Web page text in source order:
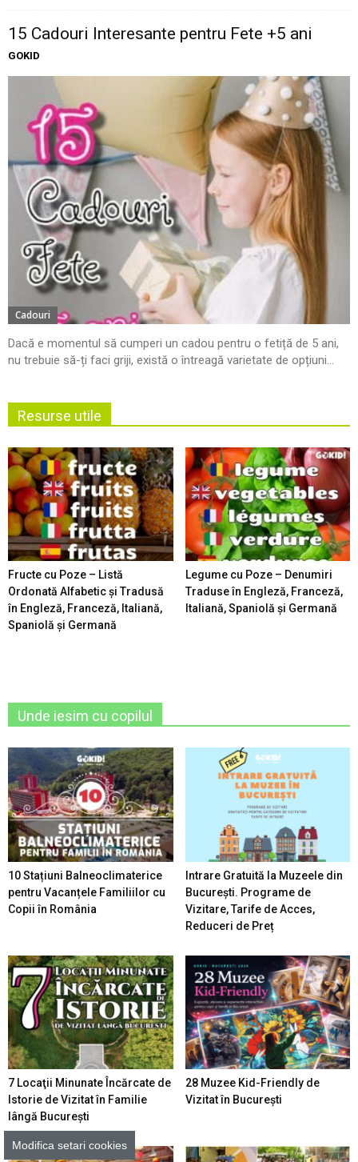
15 Cadouri Interesante pentru Fete +5 ani
GOKID
Cadouri
Dacă e momentul să cumperi un cadou pentru o fetiță de 5 ani,
nu trebuie să-ți faci griji, există o întreagă varietate de opțiuni...
Resurse utile
Fructe cu Poze – Listă
Ordonată Alfabetic şi Tradusă
în Engleză, Franceză, Italiană,
Spaniolă şi Germană
Legume cu Poze – Denumiri
Traduse în Engleză, Franceză,
Italiană, Spaniolă şi Germană
Unde iesim cu copilul
10 Stațiuni Balneoclimaterice
pentru Vacanțele Familiilor cu
Copii în România
Intrare Gratuită la Muzeele din
București. Programe de
Vizitare, Tarife de Acces,
Reduceri de Preț
7 Locaţii Minunate Încărcate de
Istorie de Vizitat în Familie
lângă București
28 Muzee Kid-Friendly de
Vizitat în București
Modifica setari cookies